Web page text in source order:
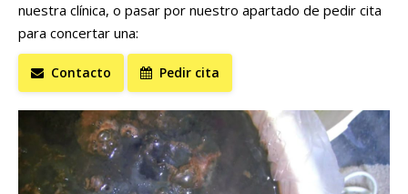
nuestra clínica, o pasar por nuestro apartado de pedir cita
para concertar una:
Contacto Pedir cita